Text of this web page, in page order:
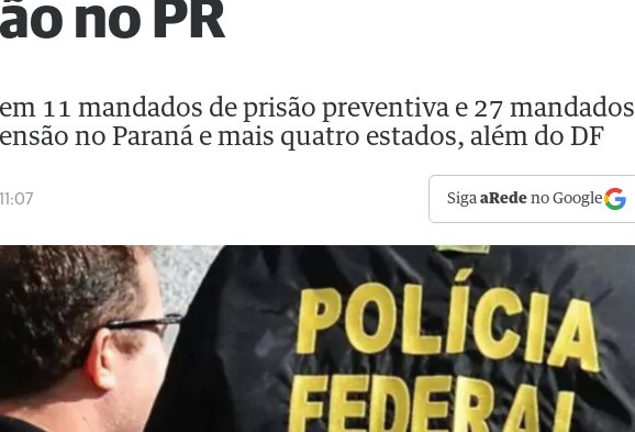
no PR
11 mandados de prisão preventiva e 27 mandados
no Paraná e mais quatro estados, além do DF
SigaaRede no Google